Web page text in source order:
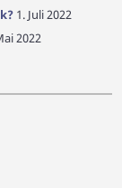
1. Juli 2022
2022